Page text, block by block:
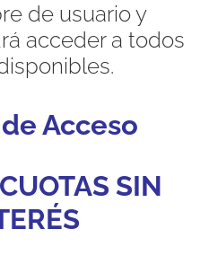
de usuario y
acceder a todos
Acceso
SIN